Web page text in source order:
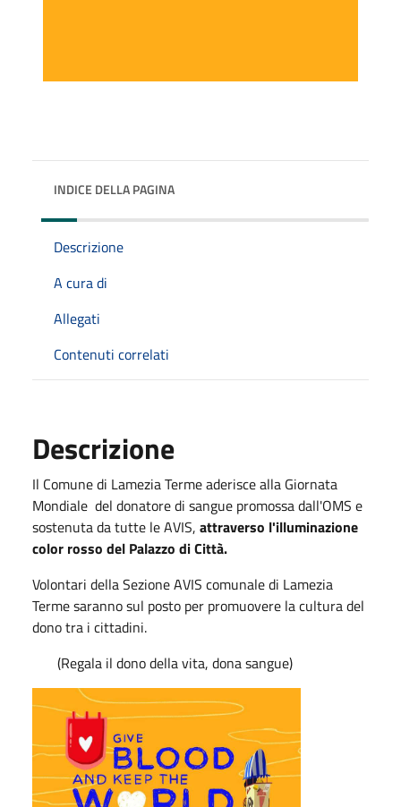
INDICE DELLA PAGINA
Descrizione
A cura di
Allegati
Contenuti correlati
Descrizione
Il Comune di Lamezia Terme aderisce alla Giornata
Mondiale del donatore di sangue promossa dall'OMS e
sostenuta da tutte le AVIS, attraverso l'illuminazione
color rosso del Palazzo di Città.
Volontari della Sezione AVIS comunale di Lamezia
Terme saranno sul posto per promuovere la cultura del
dono tra i cittadini.
(Regala il dono della vita, dona sangue)